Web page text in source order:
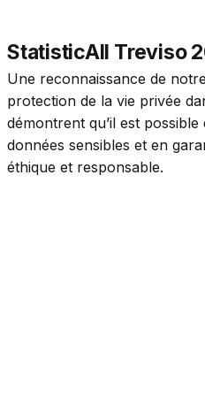
StatisticAll Treviso
Une reconnaissance de
protection de la vie privée
démontrent qu’il est
données sensibles et en
éthique et responsable.